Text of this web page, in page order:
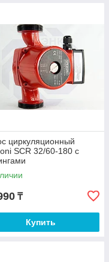
циркуляционный
SCR 32/60-180 с
₸
Купить